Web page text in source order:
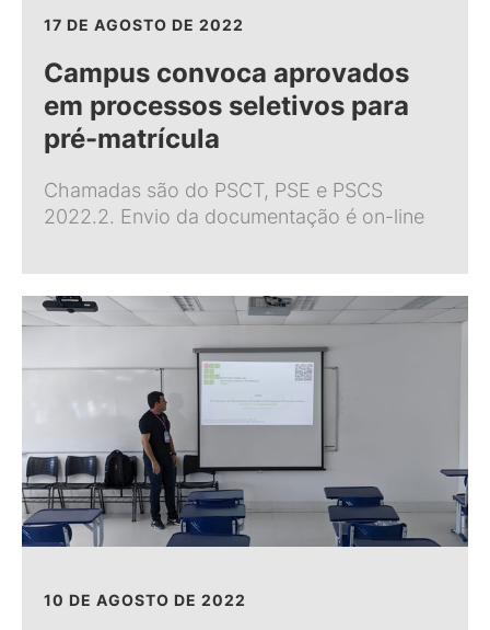
17 DE AGOSTO DE 2022
Campus convoca aprovados
em processos seletivos para
pré-matrícula
Chamadas são do PSCT, PSE e PSCS
2022.2. Envio da documentação é on-line
10 DE AGOSTO DE 2022